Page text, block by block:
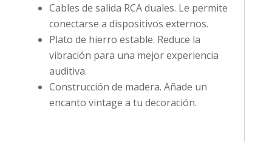
Cables de salida RCA duales. Le permite
conectarse a dispositivos externos.
Plato de hierro estable. Reduce la
vibración para una mejor experiencia
auditiva.
Construcción de madera. Añade un
encanto vintage a tu decoración.